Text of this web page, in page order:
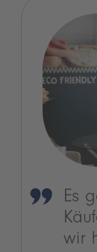
Es
wir